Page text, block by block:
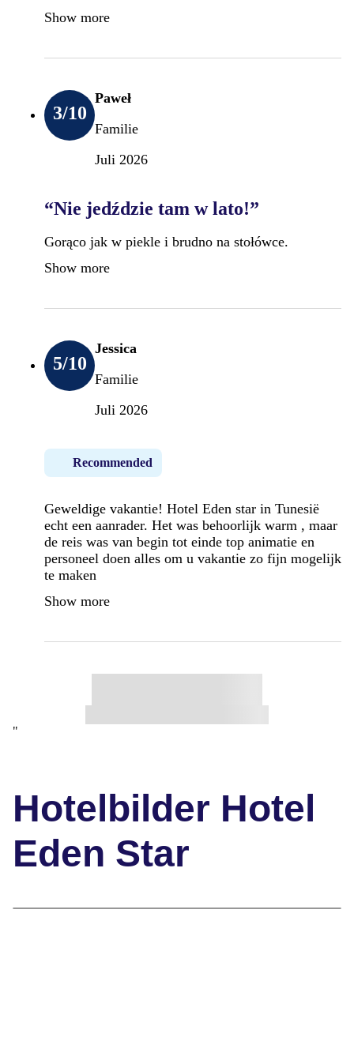
Show more
3/10
Paweł
Familie
Juli 2026
“Nie jedździe tam w lato!”
Gorąco jak w piekle i brudno na stołówce.
Show more
5/10
Jessica
Familie
Juli 2026
Recommended
Geweldige vakantie! Hotel Eden star in Tunesië
echt een aanrader. Het was behoorlijk warm , maar
de reis was van begin tot einde top animatie en
personeel doen alles om u vakantie zo fijn mogelijk
te maken
Show more
"
Hotelbilder Hotel
Eden Star